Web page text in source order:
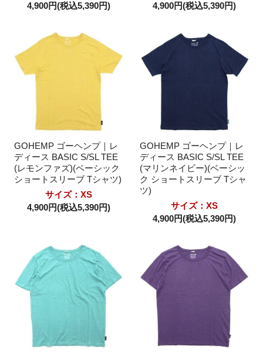
4,900円(税込5,390円)
4,900円(税込5,390円)
GOHEMP ゴーヘンプ｜レ
ディース BASIC S/SL TEE
(レモンファズ)(ベーシック
ショートスリーブ Tシャツ)
サイズ：XS
4,900円(税込5,390円)
GOHEMP ゴーヘンプ｜レ
ディース BASIC S/SL TEE
(マリンネイビー)(ベーシッ
ク ショートスリーブ Tシャ
ツ)
サイズ：XS
4,900円(税込5,390円)